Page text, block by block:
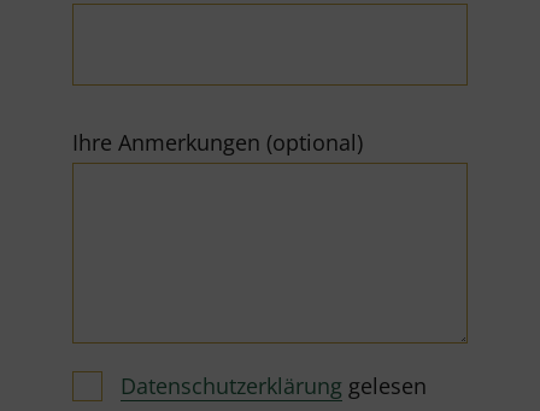
Ihre Anmerkungen (optional)
Datenschutzerklärung gelesen